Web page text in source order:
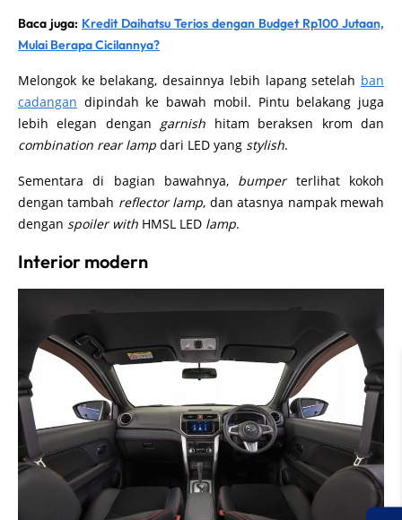
Baca juga: Kredit Daihatsu Terios dengan Budget Rp100 Jutaan,
Mulai Berapa Cicilannya?
Melongok ke belakang, desainnya lebih lapang setelah ban
cadangan dipindah ke bawah mobil. Pintu belakang juga
lebih elegan dengan garnish hitam beraksen krom dan
combination rear lamp dari LED yang stylish.
Sementara di bagian bawahnya, bumper terlihat kokoh
dengan tambah reflector lamp, dan atasnya nampak mewah
dengan spoiler with HMSL LED lamp.
Interior modern